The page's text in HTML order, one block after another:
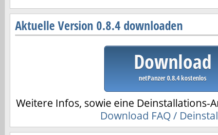
Aktuelle Version 0.8.4 downloaden
Download
netPanzer 0.8.4 kostenlos
Weitere Infos, sowie eine Deinstallations-
Download FAQ /